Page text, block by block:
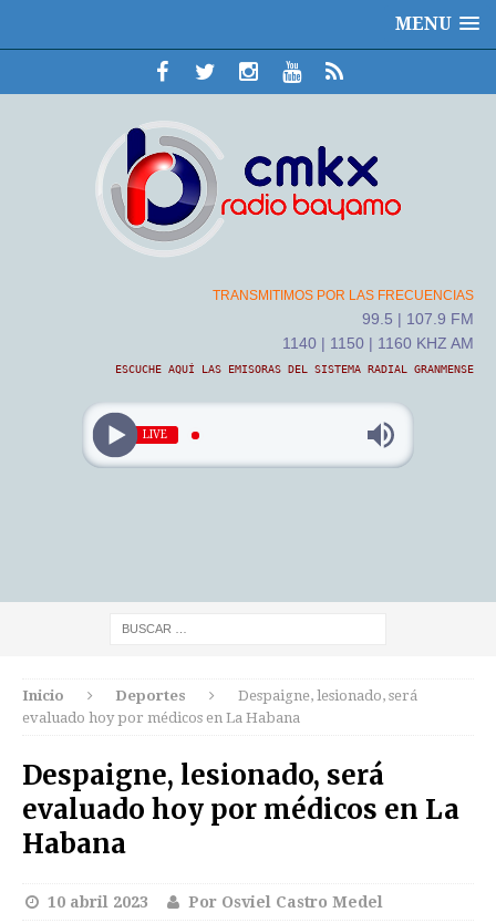
MENU
TRANSMITIMOS POR LAS FRECUENCIAS
99.5 | 107.9 FM
1140 | 1150 | 1160 KHZ AM
ESCUCHE AQUÍ LAS EMISORAS DEL SISTEMA RADIAL GRANMENSE
LIVE
Inicio Deportes
Despaigne, lesionado, será
evaluado hoy por médicos en La Habana
Despaigne, lesionado, será
evaluado hoy por médicos en La
Habana
10 abril 2023 Por Osviel Castro Medel